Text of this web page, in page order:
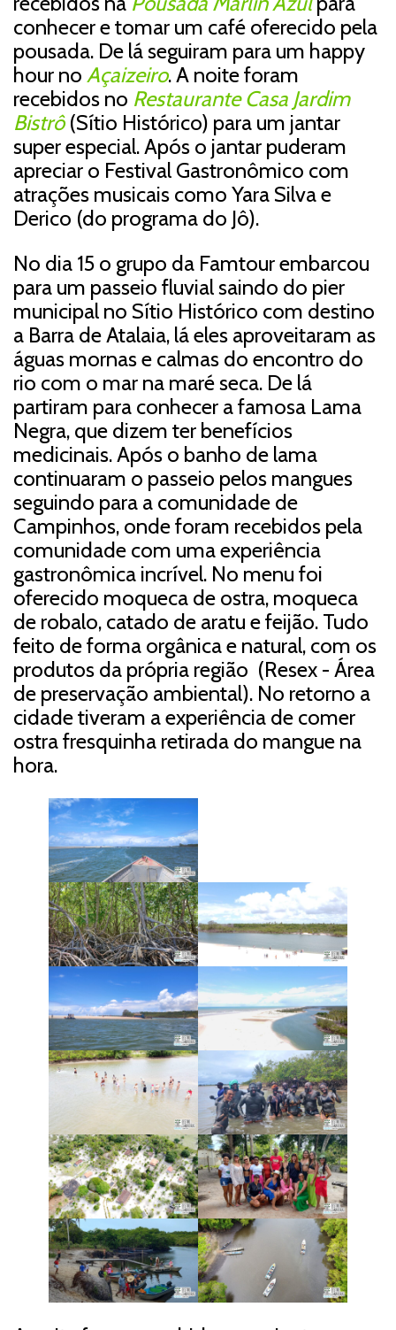
conhecer e tomar um café oferecido pela
pousada. De lá seguiram para um happy
hour no Açaizeiro. A noite foram
recebidos no Restaurante Casa Jardim
Bistrô(Sítio Histórico) para um jantar
super especial. Após o jantar puderam
apreciar o Festival Gastronômico com
atrações musicais como Yara Silva e
Derico (do programa do Jô).
No dia 15 o grupo da Famtour embarcou
para um passeio fluvial saindo do pier
municipal no Sítio Histórico com destino
a Barra de Atalaia, lá eles aproveitaram as
águas mornas e calmas do encontro do
rio com o mar na maré seca. De lá
partiram para conhecer a famosa Lama
Negra, que dizem ter benefícios
medicinais. Após o banho de lama
continuaram o passeio pelos mangues
seguindo para a comunidade de
Campinhos, onde foram recebidos pela
comunidade com uma experiência
gastronômica incrível. No menu foi
oferecido moqueca de ostra, moqueca
de robalo, catado de aratu e feijão. Tudo
feito de forma orgânica e natural, com os
produtos da própria região (Resex - Área
de preservação ambiental). No retorno a
cidade tiveram a experiência de comer
ostra fresquinha retirada do mangue na
hora.